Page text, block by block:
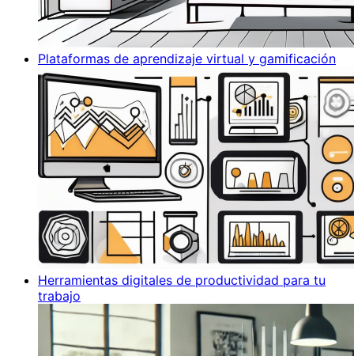
Plataformas de aprendizaje virtual y gamificación
Herramientas digitales de productividad para tu
trabajo